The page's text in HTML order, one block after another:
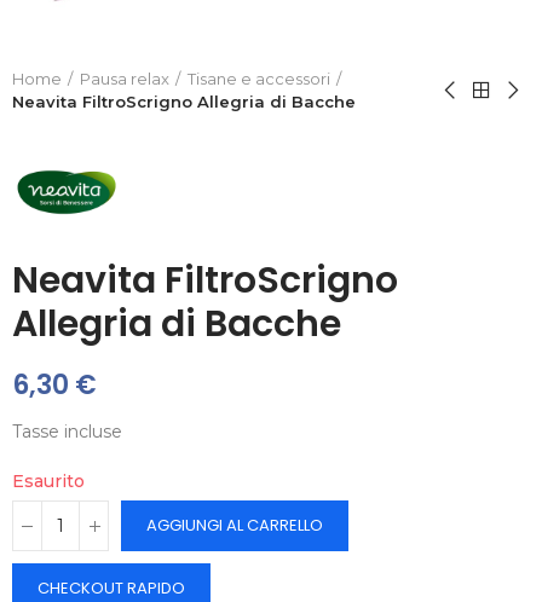
Home Pausa relax
Tisane e accessori
Neavita FiltroScrigno Allegria di Bacche
Neavita FiltroScrigno
Allegria di Bacche
6,30 €
Tasse incluse
Esaurito
AGGIUNGI AL CARRELLO
CHECKOUT RAPIDO